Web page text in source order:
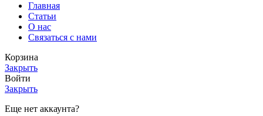
Главная
Статьи
О нас
Связаться с нами
Корзина
Закрыть
Войти
Закрыть
Еще нет аккаунта?